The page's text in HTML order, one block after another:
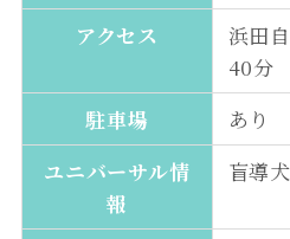
アクセス
浜田
40分
駐車場
あり
ユニバーサル情
報
盲導